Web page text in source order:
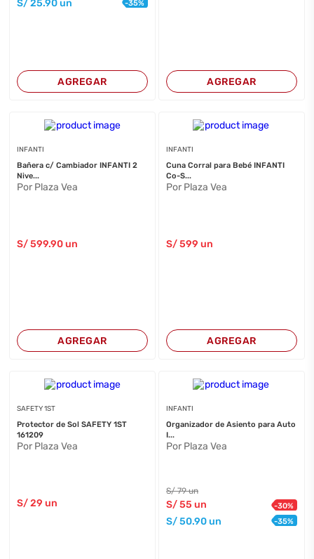
S/25.90 un -35%
AGREGAR AGREGAR
INFANTI
Bañera c/ Cambiador INFANTI 2
Nive...
Por Plaza Vea
S/599.90 un
AGREGAR
INFANTI
Cuna Corral para Bebé INFANTI
Co-S...
Por Plaza Vea
S/599 un
AGREGAR
SAFETY 1ST
Protector de Sol SAFETY 1ST
161209
Por Plaza Vea
S/29 un
INFANTI
Organizador de Asiento para Auto
I...
Por Plaza Vea
S/79 un
S/55 un -30%
S/50.90un -35%